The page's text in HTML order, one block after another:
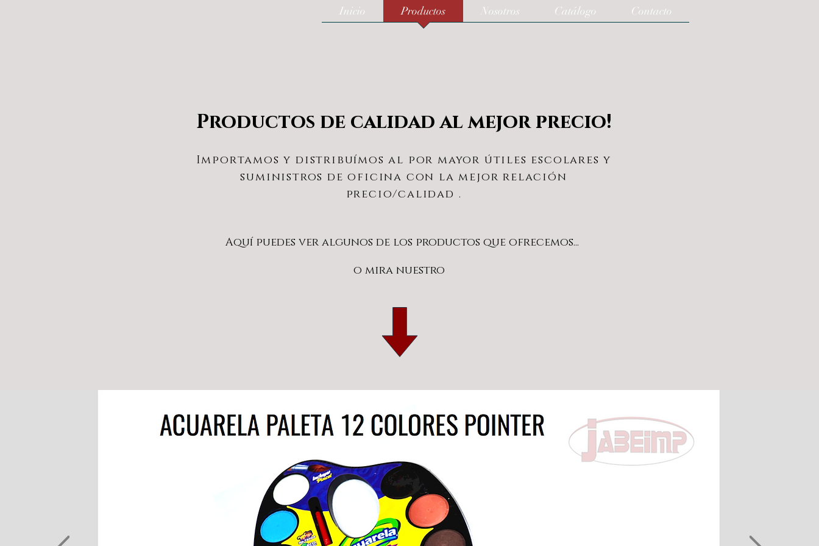
Productos de calidad al mejor precio!
Importamos y distribuímos al por mayor útiles escolares y
suministros de oficina con la mejor relación
precio/calidad .
Aquí puedes ver algunos de los productos que ofrecemos...
o mira nuestro
Inicio Productos Nosotros Catálogo Contacto